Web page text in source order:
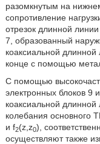
разомкнутым на
сопротивление
отрезок длинной
7, образованный
коаксиальной
конце с помощью
С помощью
электронных блоков 9
коаксиальной
колебания основного
и f2(z,z0),
осуществляют также